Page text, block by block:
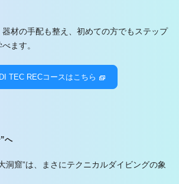
材の手配も整え、初めての方でもステップ
ます。
TEC RECコースはこちら
へ
洞窟”は、まさにテクニカルダイビングの象